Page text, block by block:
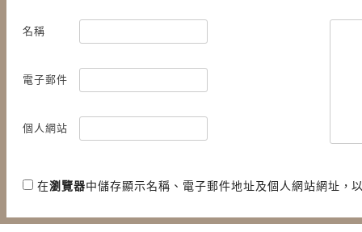
名稱
電子郵件
個人網站
在瀏覽器中儲存顯示名稱、電子郵件地址及個人網站網址，